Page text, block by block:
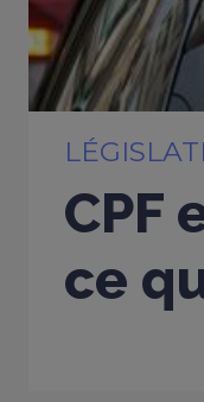
CPF
ce